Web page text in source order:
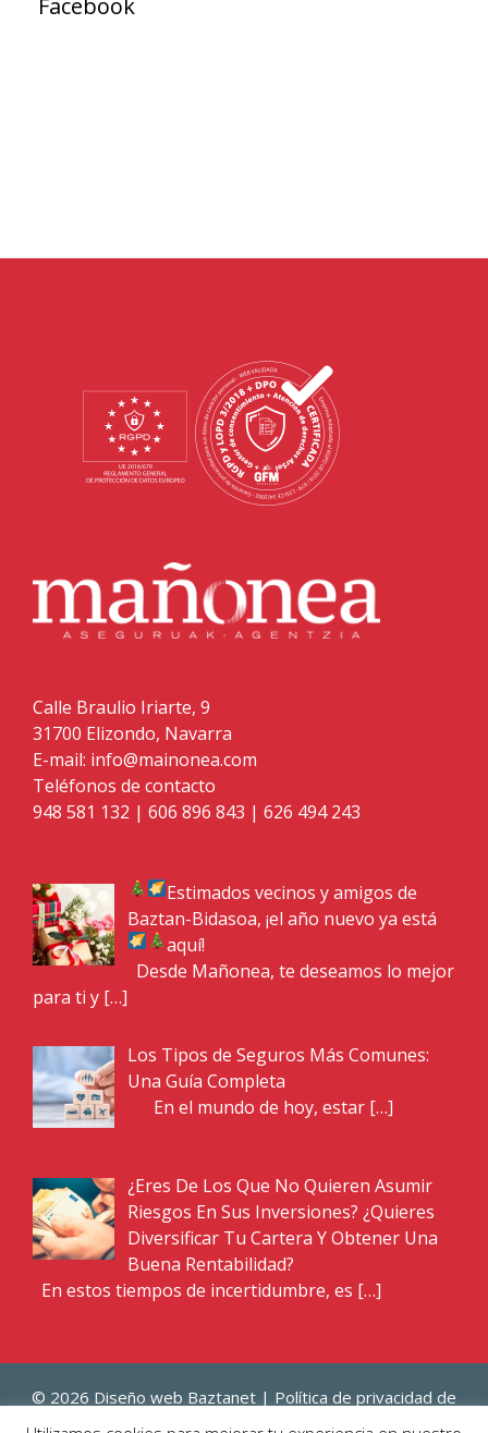
Calle Braulio Iriarte, 9
31700 Elizondo, Navarra
E-mail: info@mainonea.com
Teléfonos de contacto
948 581 132 | 606 896 843 | 626 494 243
Estimados vecinos y amigos de
Baztan-Bidasoa, ¡el año nuevo ya está
aquí!
Desde Mañonea, te deseamos lo mejor
para ti y […]
Los Tipos de Seguros Más Comunes:
Una Guía Completa
En el mundo de hoy, estar […]
¿Eres De Los Que No Quieren Asumir
Riesgos En Sus Inversiones? ¿Quieres
Diversificar Tu Cartera Y Obtener Una
Buena Rentabilidad?
En estos tiempos de incertidumbre, es […]
© 2026 Diseño web Baztanet | Política de privacidad de